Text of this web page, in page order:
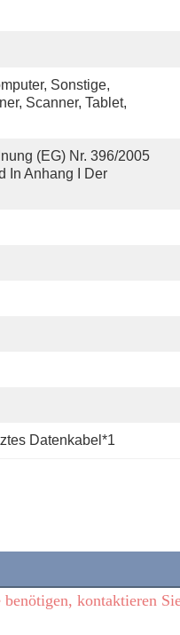
Sonstige,
Scanner, Tablet,
(EG) Nr. 396/2005
In Anhang I Der
Datenkabel*1
kontaktieren